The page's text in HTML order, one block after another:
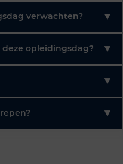
verwachten? ▾
opleidingsdag? ▾
▾
▾